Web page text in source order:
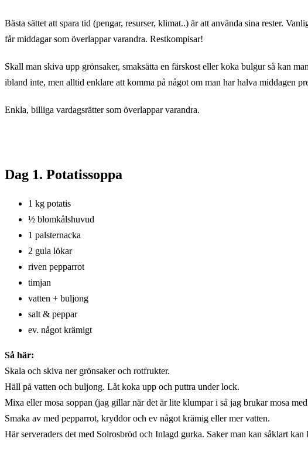
RESTKOMPISAR
Bästa sättet att spara tid (pengar, resurser, klimat..) är att använda sina rester.
får middagar som överlappar varandra. Restkompisar!
Skall man skiva upp grönsaker, smaksätta en färskost eller koka bulgur så kan
ibland inte, men alltid enklare att komma på något om man har halva middagen
Enkla, billiga vardagsrätter som överlappar varandra.
Dag 1. Potatissoppa
1 kg potatis
½ blomkålshuvud
1 palsternacka
2 gula lökar
riven pepparrot
timjan
vatten + buljong
salt & peppar
ev. något krämigt
Så här:
Skala och skiva ner grönsaker och rotfrukter.
Häll på vatten och buljong. Låt koka upp och puttra under lock.
Mixa eller mosa soppan (jag gillar när det är lite klumpar i så jag brukar mosa
Smaka av med pepparrot, kryddor och ev något krämig eller mer vatten.
Här serveraders det med Solrosbröd och Inlagd gurka. Saker man kan såklart